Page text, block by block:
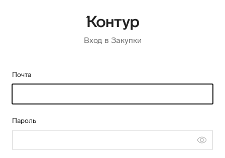
Вход в Закупки
Почта
Пароль